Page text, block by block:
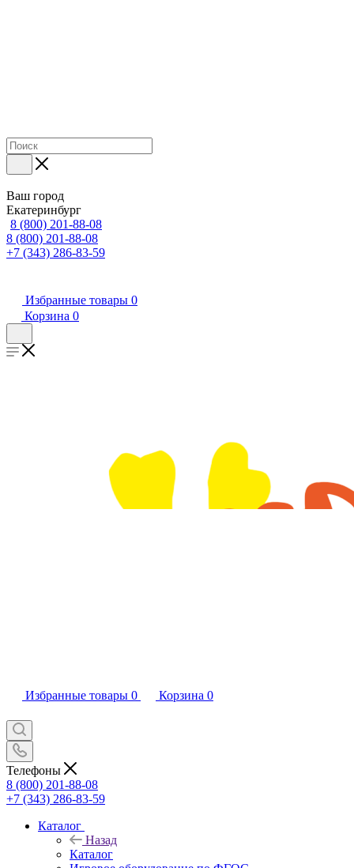
Ваш город
Екатеринбург
8 (800) 201-88-08
8 (800) 201-88-08
+7 (343) 286-83-59
Избранные товары 0
Корзина 0
Избранные товары 0 Корзина 0
Телефоны
8 (800) 201-88-08
+7 (343) 286-83-59
Каталог
Назад
Каталог